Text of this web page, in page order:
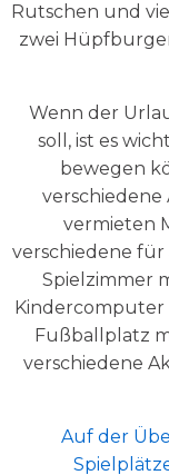
Rutschen und
zwei
Wenn der
soll, ist es
bewegen
verschiedene
vermieten
verschiedene
Spielzimmer
Kindercomputer
Fußballplatz
verschiedene
Auf der